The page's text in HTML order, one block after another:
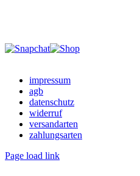
Facebook
Instagram
Snapchat
E-
Shop
impressum
agb
datenschutz
widerruf
versandarten
zahlungsarten
Page load link